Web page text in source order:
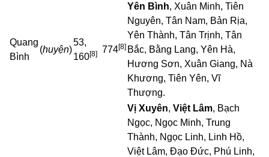
Quang
Bình
(huyện)
53,
160[8] 774[8]
Yên Bình, Xuân Minh, Tiên
Nguyên, Tân Nam, Bản Rịa,
Yên Thành, Tân Trịnh, Tân
Bắc, Bằng Lang, Yên Hà,
Hương Sơn, Xuân Giang, Nà
Khương, Tiên Yên, Vĩ
Thượng.
Vị Xuyên, Việt Lâm, Bạch
Ngọc, Ngọc Minh, Trung
Thành, Ngọc Linh, Linh Hồ,
Việt Lâm, Đạo Đức, Phú Linh,